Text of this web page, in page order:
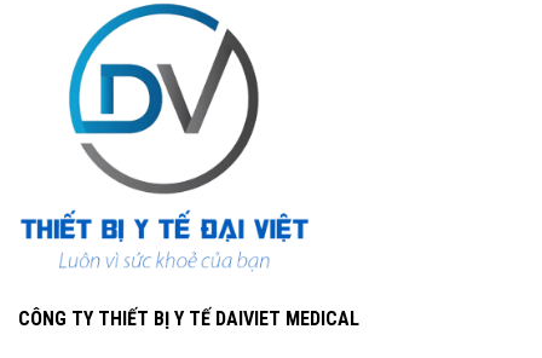
CÔNG TY THIẾT BỊ Y TẾ DAIVIET MEDICAL